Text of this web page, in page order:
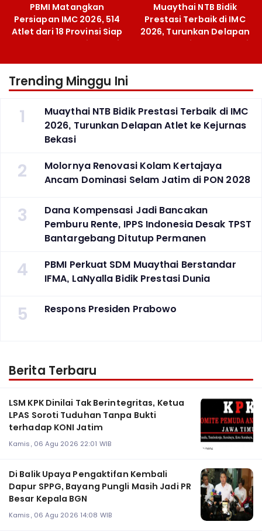
PBMI Matangkan
Persiapan IMC 2026, 514
Atlet dari 18 Provinsi Siap
Berlaga Besok di Bekasi
Muaythai NTB Bidik
Prestasi Terbaik di IMC
2026, Turunkan Delapan
Atlet ke Kejurnas Bekasi
Trending Minggu Ini
1
Muaythai NTB Bidik Prestasi Terbaik di IMC
2026, Turunkan Delapan Atlet ke Kejurnas
Bekasi
2
Molornya Renovasi Kolam Kertajaya
Ancam Dominasi Selam Jatim di PON 2028
3
Dana Kompensasi Jadi Bancakan
Pemburu Rente, IPPS Indonesia Desak TPST
Bantargebang Ditutup Permanen
4
PBMI Perkuat SDM Muaythai Berstandar
IFMA, LaNyalla Bidik Prestasi Dunia
5 Respons Presiden Prabowo
Berita Terbaru
LSM KPK Dinilai Tak Berintegritas, Ketua
LPAS Soroti Tuduhan Tanpa Bukti
terhadap KONI Jatim
Kamis, 06 Agu 2026 22:01 WIB
Di Balik Upaya Pengaktifan Kembali
Dapur SPPG, Bayang Pungli Masih Jadi PR
Besar Kepala BGN
Kamis, 06 Agu 2026 14:08 WIB